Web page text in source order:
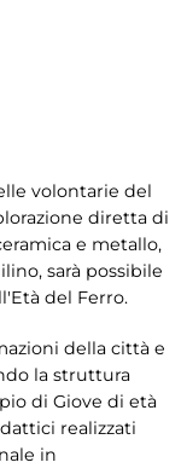
volontarie del
diretta di
e metallo,
sarà possibile
del Ferro.
della città e
la struttura
di Giove di età
realizzati
in